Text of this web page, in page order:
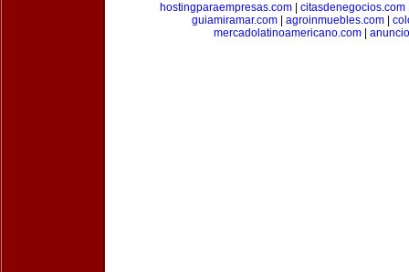
hostingparaempresas.com| citasdenegocios.com
guiamiramar.com| agroinmuebles.com|
mercadolatinoamericano.com|